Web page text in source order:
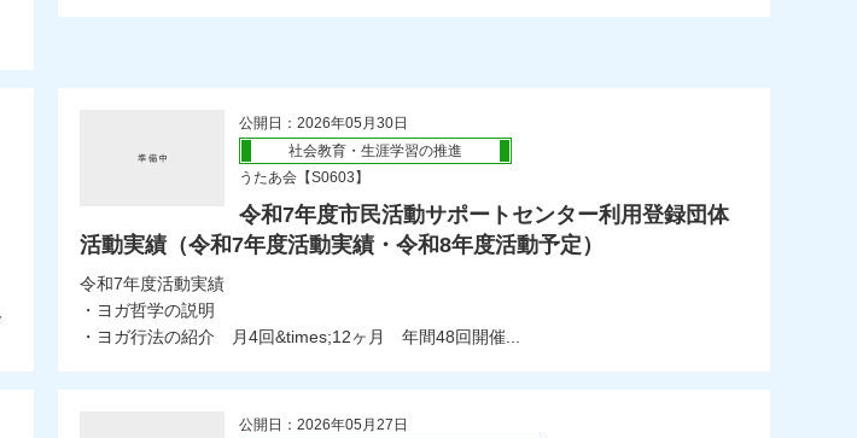
公開日：2026年05月30日
社会教育・生涯学習の推進
うたあ会【S0603】
令和7年度市民活動サポートセンター利用登録団体
活動実績（令和7年度活動実績・令和8年度活動予定）
令和7年度活動実績
・ヨガ哲学の説明
・ヨガ行法の紹介 月4回&times;12ヶ月 年間48回開催...
公開日：2026年05月27日